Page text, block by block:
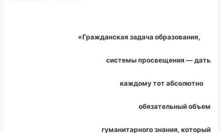
«Гражданская задача образования,
системы просвещения — дать
каждому тот абсолютно
обязательный объем
гуманитарного знания, который